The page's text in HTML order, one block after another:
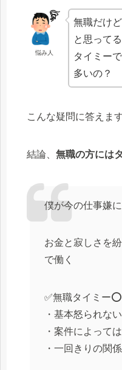
悩み人
無職だけ
と思ってる
タイミー
多いの？
こんな疑問に答えます
結論、無職の方には
僕が今の仕事嫌
お金と寂しさを
で働く
✅無職タイミー
・基本怒られない
・案件によって
・一回きりの関